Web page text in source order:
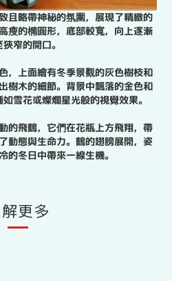
且略帶神秘的氛圍，展現了精緻的
瘦的橢圓形，底部較寬，向上逐漸
窄的開口。
，上面繪有冬季景觀的灰色樹枝和
樹木的細節。背景中飄落的金色和
雪花或燦爛星光般的視覺效果。
的飛鶴，它們在花瓶上方飛翔，帶
動態與生命力。鶴的翅膀展開，姿
的冬日中帶來一線生機。
更多